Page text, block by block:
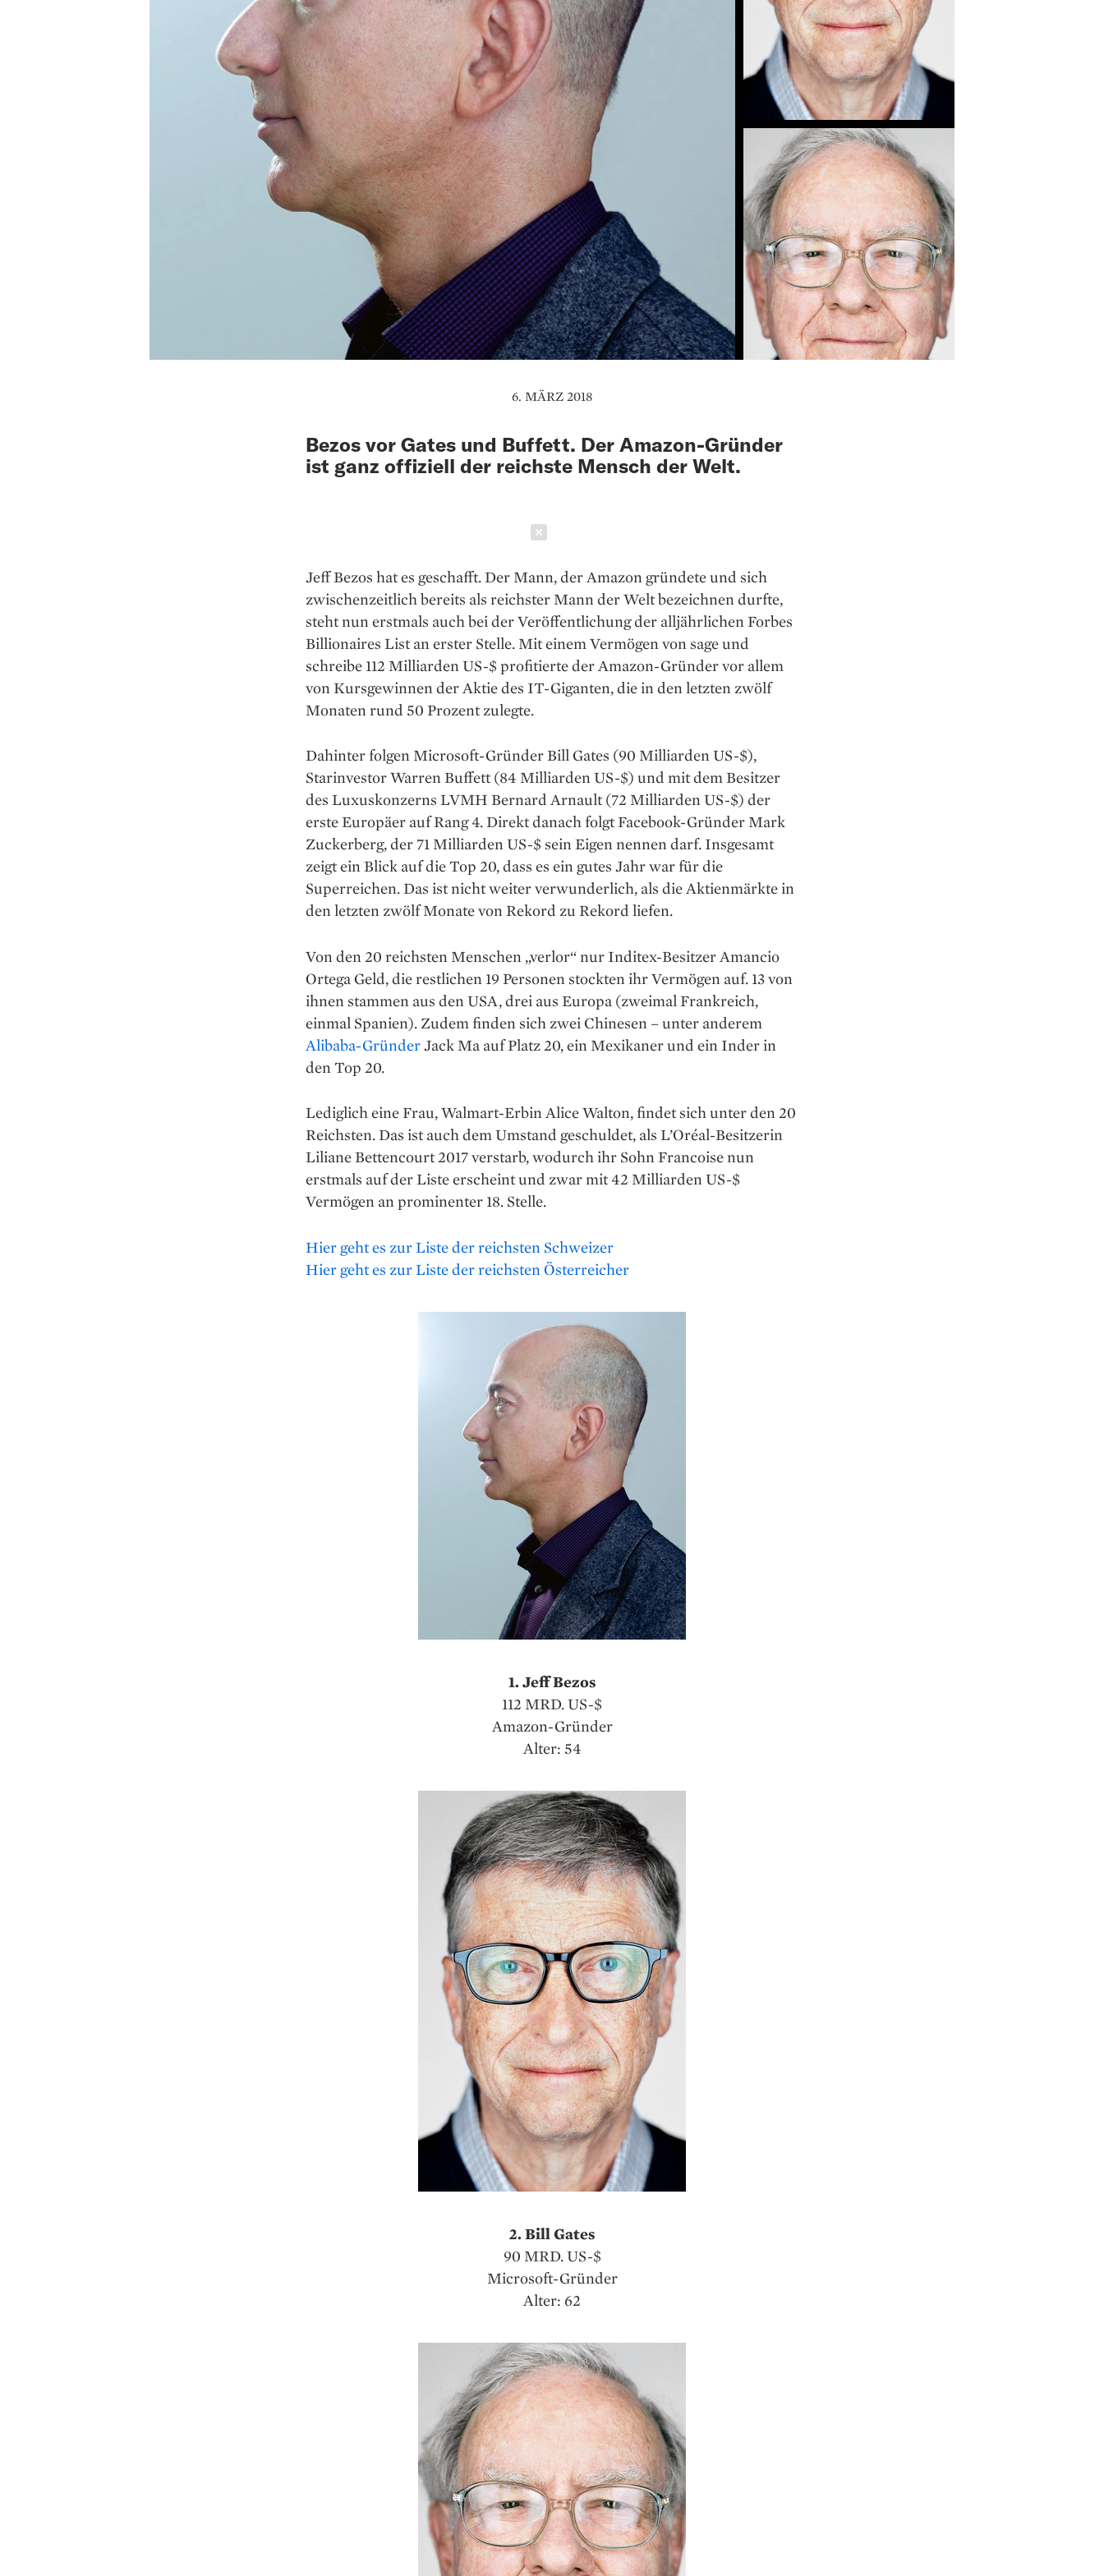
6. MÄRZ 2018
Bezos vor Gates und Buffett. Der Amazon-Gründer
ist ganz offiziell der reichste Mensch der Welt.
Jeff Bezos hat es geschafft. Der Mann, der Amazon gründete und sich
zwischenzeitlich bereits als reichster Mann der Welt bezeichnen durfte,
steht nun erstmals auch bei der Veröffentlichung der alljährlichen Forbes
Billionaires List an erster Stelle. Mit einem Vermögen von sage und
schreibe 112 Milliarden US-$ profitierte der Amazon-Gründer vor allem
von Kursgewinnen der Aktie des IT-Giganten, die in den letzten zwölf
Monaten rund 50 Prozent zulegte.
Dahinter folgen Microsoft-Gründer Bill Gates (90 Milliarden US-$),
Starinvestor Warren Buffett (84 Milliarden US-$) und mit dem Besitzer
des Luxuskonzerns LVMH Bernard Arnault (72 Milliarden US-$) der
erste Europäer auf Rang 4. Direkt danach folgt Facebook-Gründer Mark
Zuckerberg, der 71 Milliarden US-$ sein Eigen nennen darf. Insgesamt
zeigt ein Blick auf die Top 20, dass es ein gutes Jahr war für die
Superreichen. Das ist nicht weiter verwunderlich, als die Aktienmärkte in
den letzten zwölf Monate von Rekord zu Rekord liefen.
Von den 20 reichsten Menschen „verlor“ nur Inditex-Besitzer Amancio
Ortega Geld, die restlichen 19 Personen stockten ihr Vermögen auf. 13 von
ihnen stammen aus den USA, drei aus Europa (zweimal Frankreich,
einmal Spanien). Zudem finden sich zwei Chinesen – unter anderem
Alibaba-GründerJack Ma auf Platz 20, ein Mexikaner und ein Inder in
den Top 20.
Lediglich eine Frau, Walmart-Erbin Alice Walton, findet sich unter den 20
Reichsten. Das ist auch dem Umstand geschuldet, als L’Oréal-Besitzerin
Liliane Bettencourt 2017 verstarb, wodurch ihr Sohn Francoise nun
erstmals auf der Liste erscheint und zwar mit 42 Milliarden US-$
Vermögen an prominenter 18. Stelle.
Hier geht es zur Liste der reichsten Schweizer
Hier geht es zur Liste der reichsten Österreicher
1. Jeff Bezos
112 MRD. US-$
Amazon-Gründer
Alter: 54
2. Bill Gates
90 MRD. US-$
Microsoft-Gründer
Alter: 62